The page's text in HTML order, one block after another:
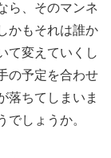
ら、そのマンネ
かもそれは誰か
て変えていくし
の予定を合わせ
落ちてしまいま
しょうか。